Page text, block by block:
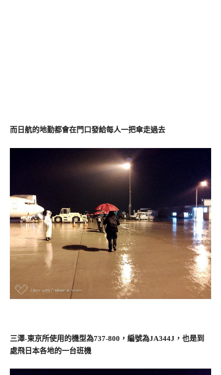
而日航的地勤都會在門口發給每人一把傘走過去
三澤-東京所使用的機型為737-800，編號為JA344J，也是到
處飛日本各地的一台班機